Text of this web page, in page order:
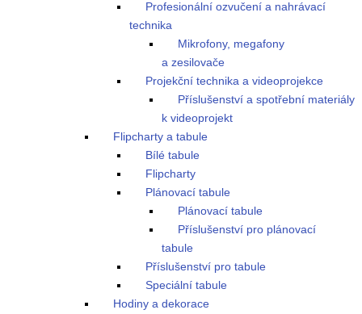
Profesionální ozvučení a nahrávací
technika
Mikrofony, megafony
a zesilovače
Projekční technika a videoprojekce
Příslušenství a spotřební materiály
k videoprojekt
Flipcharty a tabule
Bílé tabule
Flipcharty
Plánovací tabule
Plánovací tabule
Příslušenství pro plánovací
tabule
Příslušenství pro tabule
Speciální tabule
Hodiny a dekorace